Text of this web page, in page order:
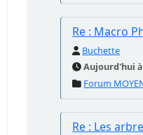
Re : Macro
Buchette
Aujourd'hui
Forum
Re : Les